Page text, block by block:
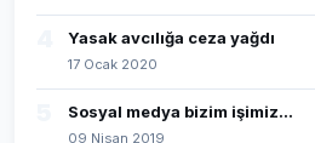
Yasak avcılığa ceza yağdı
17 Ocak 2020
Sosyal medya bizim işimiz...
09 Nisan 2019